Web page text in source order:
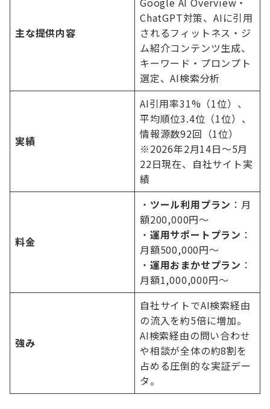
主な提供内容
ChatGPT対策、AIに引用
されるフィットネス・ジ
ム紹介コンテンツ生成、
キーワード・プロンプト
選定、AI検索分析
実績
AI引用率31%（1位）、
平均順位3.4位（1位）、
情報源数92回（1位）
※2026年2月14日〜5月
22日現在、自社サイト実
績
料金
・ ツール利用プラン ：月
額200,000円〜
・ 運用サポートプラン ：
月額500,000円〜
・ 運用おまかせプラン ：
月額1,000,000円〜
強み
自社サイトでAI検索経由
の流入を約5倍に増加。
AI検索経由の問い合わせ
や相談が全体の約8割を
占める圧倒的な実証デー
タ。